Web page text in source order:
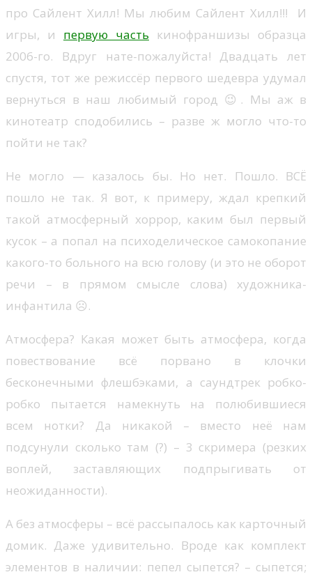
про Сайлент Хилл! Мы любим Сайлент Хилл!!! И
игры, и первую часть кинофраншизы образца
2006-го. Вдруг нате-пожалуйста! Двадцать лет
спустя, тот же режиссёр первого шедевра удумал
вернуться в наш любимый город 😉. Мы аж в
кинотеатр сподобились – разве ж могло что-то
пойти не так?
Не могло — казалось бы. Но нет. Пошло. ВСЁ
пошло не так. Я вот, к примеру, ждал крепкий
такой атмосферный хоррор, каким был первый
кусок – а попал на психоделическое самокопание
какого-то больного на всю голову (и это не оборот
речи – в прямом смысле слова) художника-
инфантила ☹️.
Атмосфера? Какая может быть атмосфера, когда
повествование всё порвано в клочки
бесконечными флешбэками, а саундтрек робко-
робко пытается намекнуть на полюбившиеся
всем нотки? Да никакой – вместо неё нам
подсунули сколько там (?) – 3 скримера (резких
воплей, заставляющих подпрыгивать от
неожиданности).
А без атмосферы – всё рассыпалось как карточный
домик. Даже удивительно. Вроде как комплект
элементов в наличии: пепел сыпется? – сыпется;